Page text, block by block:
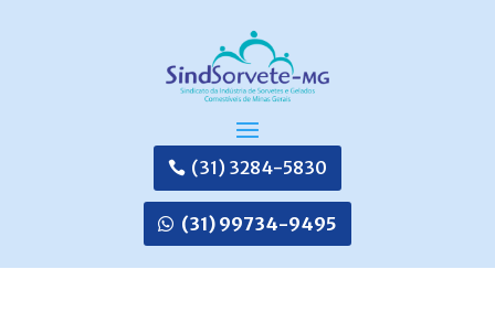
(31) 3284-5830
(31) 99734-9495